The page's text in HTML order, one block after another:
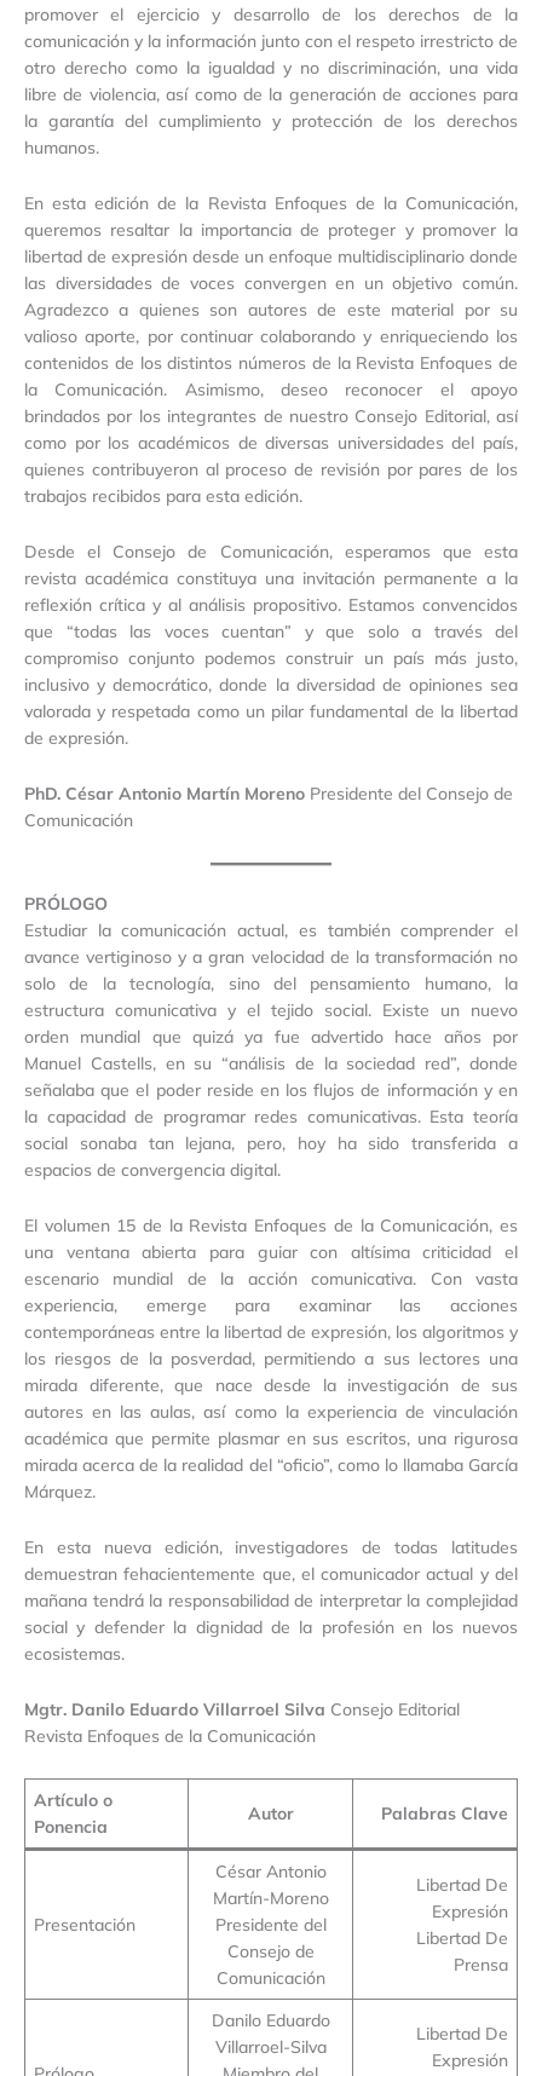
promover el ejercicio y desarrollo de los derechos de la
comunicación y la información junto con el respeto irrestricto de
otro derecho como la igualdad y no discriminación, una vida
libre de violencia, así como de la generación de acciones para
la garantía del cumplimiento y protección de los derechos
humanos.
En esta edición de la Revista Enfoques de la Comunicación,
queremos resaltar la importancia de proteger y promover la
libertad de expresión desde un enfoque multidisciplinario donde
las diversidades de voces convergen en un objetivo común.
Agradezco a quienes son autores de este material por su
valioso aporte, por continuar colaborando y enriqueciendo los
contenidos de los distintos números de la Revista Enfoques de
la Comunicación. Asimismo, deseo reconocer el apoyo
brindados por los integrantes de nuestro Consejo Editorial, así
como por los académicos de diversas universidades del país,
quienes contribuyeron al proceso de revisión por pares de los
trabajos recibidos para esta edición.
Desde el Consejo de Comunicación, esperamos que esta
revista académica constituya una invitación permanente a la
reflexión crítica y al análisis propositivo. Estamos convencidos
que “todas las voces cuentan” y que solo a través del
compromiso conjunto podemos construir un país más justo,
inclusivo y democrático, donde la diversidad de opiniones sea
valorada y respetada como un pilar fundamental de la libertad
de expresión.
PhD. César Antonio Martín Moreno Presidente del Consejo de
Comunicación
PRÓLOGO
Estudiar la comunicación actual, es también comprender el
avance vertiginoso y a gran velocidad de la transformación no
solo de la tecnología, sino del pensamiento humano, la
estructura comunicativa y el tejido social. Existe un nuevo
orden mundial que quizá ya fue advertido hace años por
Manuel Castells, en su “análisis de la sociedad red”, donde
señalaba que el poder reside en los flujos de información y en
la capacidad de programar redes comunicativas. Esta teoría
social sonaba tan lejana, pero, hoy ha sido transferida a
espacios de convergencia digital.
El volumen 15 de la Revista Enfoques de la Comunicación, es
una ventana abierta para guiar con altísima criticidad el
escenario mundial de la acción comunicativa. Con vasta
experiencia, emerge para examinar las acciones
contemporáneas entre la libertad de expresión, los algoritmos y
los riesgos de la posverdad, permitiendo a sus lectores una
mirada diferente, que nace desde la investigación de sus
autores en las aulas, así como la experiencia de vinculación
académica que permite plasmar en sus escritos, una rigurosa
mirada acerca de la realidad del “oficio”, como lo llamaba García
Márquez.
En esta nueva edición, investigadores de todas latitudes
demuestran fehacientemente que, el comunicador actual y del
mañana tendrá la responsabilidad de interpretar la complejidad
social y defender la dignidad de la profesión en los nuevos
ecosistemas.
Mgtr. Danilo Eduardo Villarroel Silva Consejo Editorial
Revista Enfoques de la Comunicación
Artículo o
Ponencia
Autor Palabras Clave
Presentación
César Antonio
Martín-Moreno
Presidente del
Consejo de
Comunicación
Libertad De
Expresión
Libertad De
Prensa
Danilo Eduardo
Villarroel-Silva
Libertad De
Expresión